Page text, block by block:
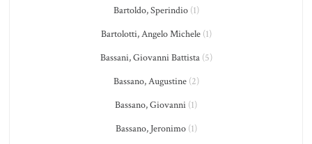
Bartoldo, Sperindio(1)
Bartolotti, Angelo Michele(1)
Bassani, Giovanni Battista(5)
Bassano, Augustine(2)
Bassano, Giovanni (1)
Bassano, Jeronimo(1)